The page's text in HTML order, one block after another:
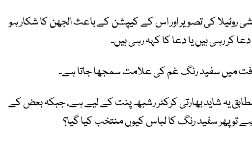
روٹیلا کی تصویر اور اس کے کیپشن کے باعث الجھن کا شکار ہو
کر رہی ہیں یا دعا کا کہہ رہی ہیں۔
میں سفید رنگ غم کی علامت سمجھا جاتا ہے۔
یہ شاید بھارتی کرکٹر رشبھ پنت کے لیے ہے، جبکہ بعض کے
تو پھر سفید رنگ کا لباس کیوں منتخب کیا گیا؟